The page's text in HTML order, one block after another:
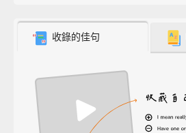
收錄的佳句